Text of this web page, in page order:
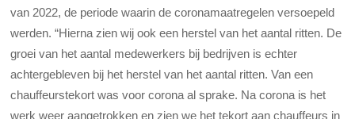
van 2022, de periode waarin de coronamaatregelen versoepeld
werden. “Hierna zien wij ook een herstel van het aantal ritten. De
groei van het aantal medewerkers bij bedrijven is echter
achtergebleven bij het herstel van het aantal ritten. Van een
chauffeurstekort was voor corona al sprake. Na corona is het
werk weer aangetrokken en zien we het tekort aan chauffeurs in